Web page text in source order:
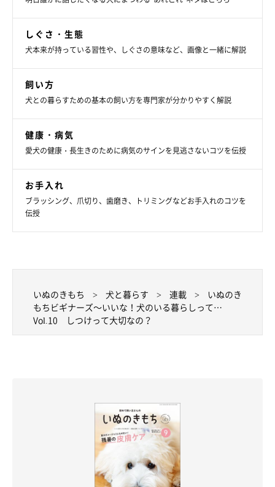
しぐさ・生態
犬本来が持っている習性や、しぐさの意味など、画像と一緒に解説
飼い方
犬との暮らすための基本の飼い方を専門家が分かりやすく解説
健康・病気
愛犬の健康・長生きのために病気のサインを見逃さないコツを伝授
お手入れ
ブラッシング、爪切り、歯磨き、トリミングなどお手入れのコツを
伝授
いぬのきもち 犬と暮らす 連載
いぬのき
もちビギナーズ～いいな！犬のいる暮らしって…
Vol.10 しつけって大切なの？